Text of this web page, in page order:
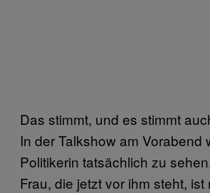
Das stimmt, und es stimmt
In der Talkshow am Vorabend
Politikerin tatsächlich zu
Frau, die jetzt vor ihm steht,